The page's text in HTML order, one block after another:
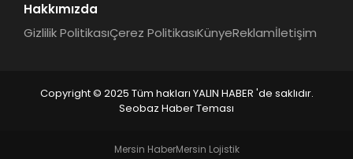
Hakkımızda
Gizlilik PolitikasıÇerez PolitikasıKünyeReklamİletişim
Copyright © 2025 Tüm hakları YALIN HABER 'de saklıdır.
Seobaz Haber Teması
Mersin HaberMersin Lojistik